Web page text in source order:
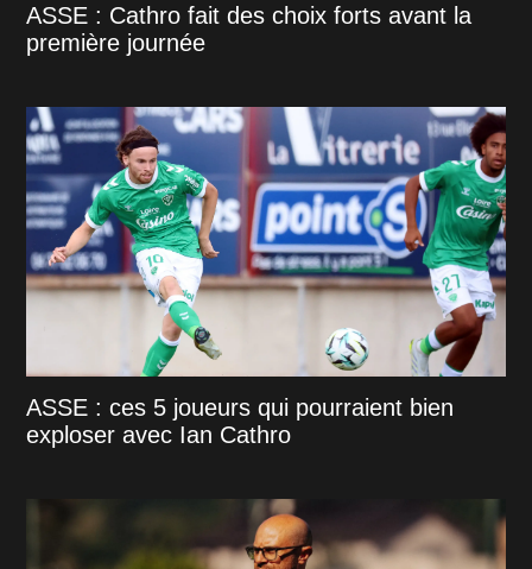
ASSE : Cathro fait des choix forts avant la
première journée
ASSE : ces 5 joueurs qui pourraient bien
exploser avec Ian Cathro